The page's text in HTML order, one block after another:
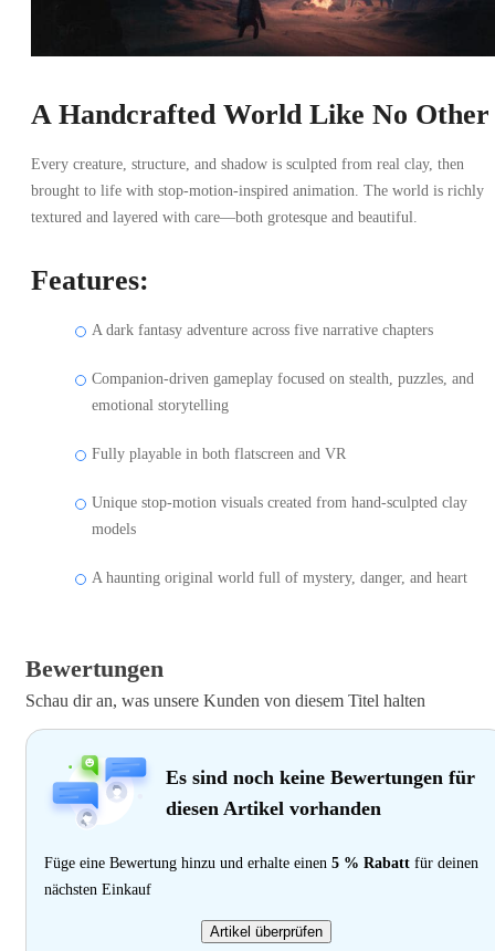
A Handcrafted World Like No Other
Every creature, structure, and shadow is sculpted from real clay, then
brought to life with stop-motion-inspired animation. The world is richly
textured and layered with care—both grotesque and beautiful.
Features:
A dark fantasy adventure across five narrative chapters
Companion-driven gameplay focused on stealth, puzzles, and
emotional storytelling
Fully playable in both flatscreen and VR
Unique stop-motion visuals created from hand-sculpted clay
models
A haunting original world full of mystery, danger, and heart
Bewertungen
Schau dir an, was unsere Kunden von diesem Titel halten
Es sind noch keine Bewertungen für
diesen Artikel vorhanden
Füge eine Bewertung hinzu und erhalte einen 5 % Rabatt für deinen
nächsten Einkauf
Artikel überprüfen